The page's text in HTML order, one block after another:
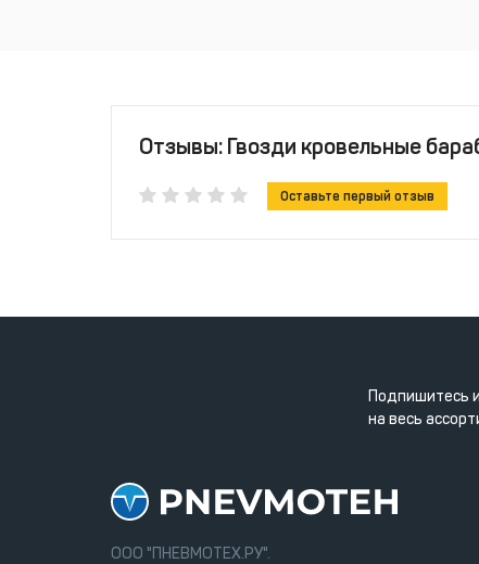
Отзывы: Гвозди кровельные
Оставьте первый отзыв
Подпишитесь
на весь
ООО "ПНЕВМОТЕХ.РУ".